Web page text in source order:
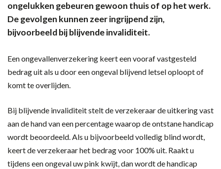
ongelukken gebeuren gewoon thuis of op het werk.
De gevolgen kunnen zeer ingrijpend zijn,
bijvoorbeeld bij blijvende invaliditeit.
Een ongevallenverzekering keert een vooraf vastgesteld
bedrag uit als u door een ongeval blijvend letsel oploopt of
komt te overlijden.
Bij blijvende invaliditeit stelt de verzekeraar de uitkering vast
aan de hand van een percentage waarop de ontstane handicap
wordt beoordeeld. Als u bijvoorbeeld volledig blind wordt,
keert de verzekeraar het bedrag voor 100% uit. Raakt u
tijdens een ongeval uw pink kwijt, dan wordt de handicap